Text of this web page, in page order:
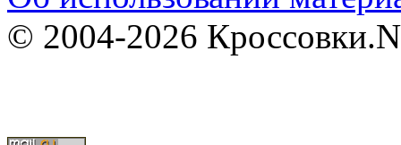
© 2004-2026